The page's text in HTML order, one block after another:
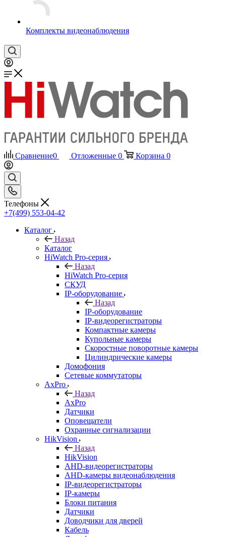
Комплекты видеонаблюдения
Сравнение0 Отложенные 0 Корзина 0
Телефоны
+7(499) 553-04-42
Каталог
Назад
Каталог
HiWatch Pro-серия
Назад
HiWatch Pro-серия
CКУД
IP-оборудование
Назад
IP-оборудование
IP-видеорегистраторы
Компактные камеры
Купольные камеры
Скоростные поворотные камеры
Цилиндрические камеры
Домофония
Сетевые коммутаторы
AxPro
Назад
AxPro
Датчики
Оповещатели
Охранные сигнализации
HikVision
Назад
HikVision
AHD-видеорегистраторы
AHD-камеры видеонаблюдения
IP-видеорегистраторы
IP-камеры
Блоки питания
Датчики
Доводчики для дверей
Кабель